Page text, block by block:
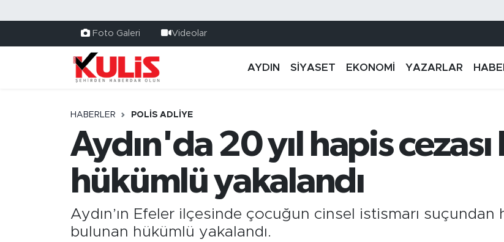
Foto Galeri Videolar
AYDIN SİYASET EKONOMİ YAZARLAR
HABERLER POLİS ADLİYE
Aydın'da 20 yıl hapis
hükümlü yakalandı
Aydın’ın Efeler ilçesinde çocuğun cinsel istismarı suçundan
bulunan hükümlü yakalandı.